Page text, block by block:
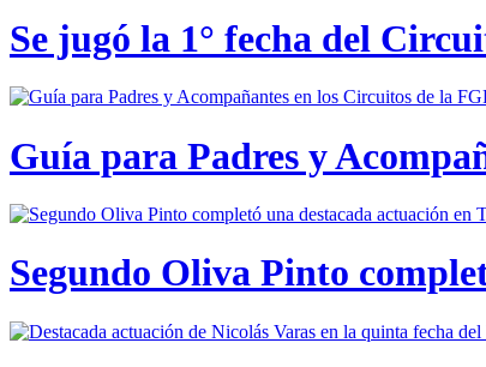
Se jugó la 1° fecha del
Guía para Padres y
Segundo Oliva Pinto